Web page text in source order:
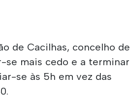
de Cacilhas, concelho de
se mais cedo e a terminar
se às 5h em vez das